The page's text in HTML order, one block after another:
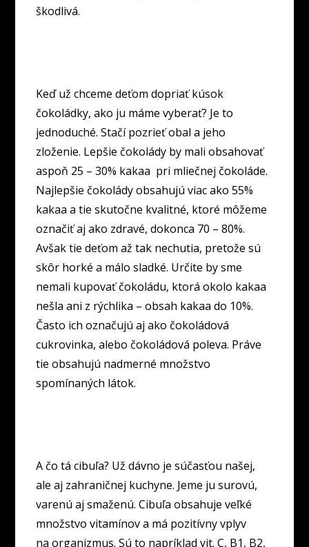
škodlivá.
Keď už chceme deťom dopriať kúsok
čokoládky, ako ju máme vyberať? Je to
jednoduché. Stačí pozrieť obal a jeho
zloženie. Lepšie čokolády by mali obsahovať
aspoň 25 – 30% kakaa pri mliečnej čokoláde.
Najlepšie čokolády obsahujú viac ako 55%
kakaa a tie skutočne kvalitné, ktoré môžeme
označiť aj ako zdravé, dokonca 70 – 80%.
Avšak tie deťom až tak nechutia, pretože sú
skôr horké a málo sladké. Určite by sme
nemali kupovať čokoládu, ktorá okolo kakaa
nešla ani z rýchlika – obsah kakaa do 10%.
Často ich označujú aj ako čokoládová
cukrovinka, alebo čokoládová poleva. Práve
tie obsahujú nadmerné množstvo
spomínaných látok.
A čo tá cibuľa? Už dávno je súčasťou našej,
ale aj zahraničnej kuchyne. Jeme ju surovú,
varenú aj smaženú. Cibuľa obsahuje veľké
množstvo vitamínov a má pozitívny vplyv
na organizmus. Sú to napríklad vit. C, B1, B2,